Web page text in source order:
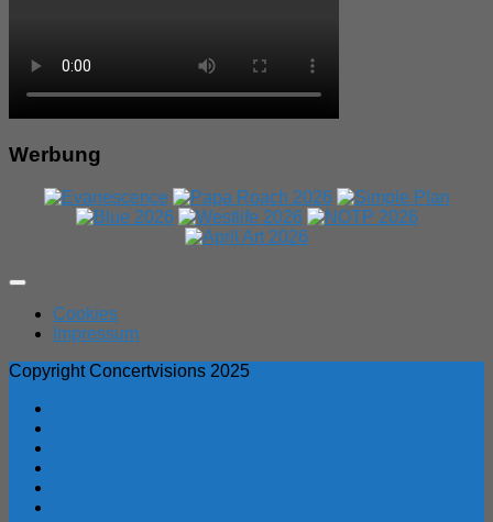
Werbung
Expand
Cookies
Impressum
Copyright Concertvisions 2025